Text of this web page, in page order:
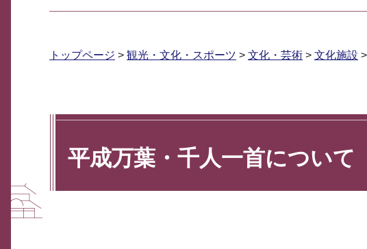
トップページ > 観光・文化・スポーツ > 文化・芸術 > 文化施設 >
平成万葉・千人一首について